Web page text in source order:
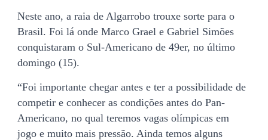
Neste ano, a raia de Algarrobo trouxe sorte para o
Brasil. Foi lá onde Marco Grael e Gabriel Simões
conquistaram o Sul-Americano de 49er, no último
domingo (15).
“Foi importante chegar antes e ter a possibilidade de
competir e conhecer as condições antes do Pan-
Americano, no qual teremos vagas olímpicas em
jogo e muito mais pressão. Ainda temos alguns